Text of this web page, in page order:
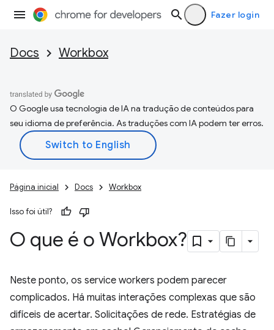
Fazer login
Docs Workbox
O Google usa tecnologia de IA na tradução de conteúdos para
seu idioma de preferência. As traduções com IA podem ter erros.
Página inicial Docs Workbox
Isso foi útil?
O que é o Workbox?
Neste ponto, os service workers podem parecer
complicados. Há muitas interações complexas que são
difíceis de acertar. Solicitações de rede. Estratégias de